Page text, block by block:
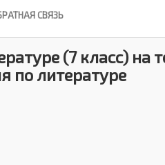
СВЯЗЬ
(7 класс) на
по литературе